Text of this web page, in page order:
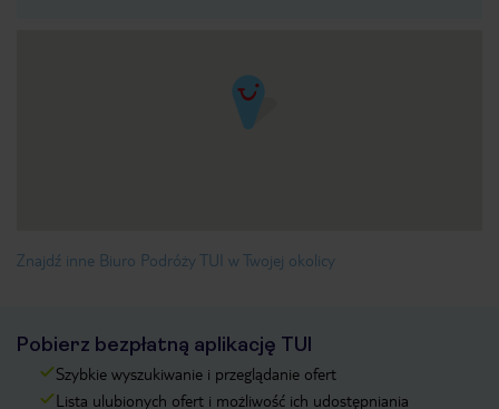
Znajdź inne Biuro Podróży TUI w Twojej okolicy
Pobierz bezpłatną aplikację TUI
Szybkie wyszukiwanie i przeglądanie ofert
Lista ulubionych ofert i możliwość ich udostępniania